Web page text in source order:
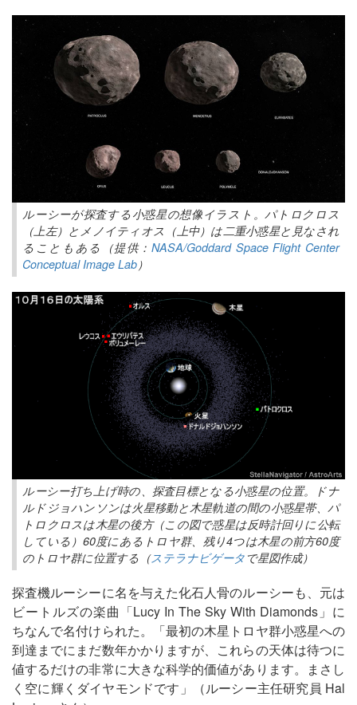
ルーシーが探査する小惑星の想像イラスト。パトロクロス
（上左）とメノイティオス（上中）は二重小惑星と見なされ
ることもある（提供：NASA/Goddard Space Flight Center
Conceptual Image Lab）
ルーシー打ち上げ時の、探査目標となる小惑星の位置。ドナ
ルドジョハンソンは火星移動と木星軌道の間の小惑星帯、パ
トロクロスは木星の後方（この図で惑星は反時計回りに公転
している）60度にあるトロヤ群、残り4つは木星の前方60度
のトロヤ群に位置する（ステラナビゲータ で星図作成）
探査機ルーシーに名を与えた化石人骨のルーシーも、元は
ビートルズの楽曲「Lucy In The Sky With Diamonds」に
ちなんで名付けられた。「最初の木星トロヤ群小惑星への
到達までにまだ数年かかりますが、これらの天体は待つに
値するだけの非常に大きな科学的価値があります。まさし
く空に輝くダイヤモンドです」（ルーシー主任研究員 Hal